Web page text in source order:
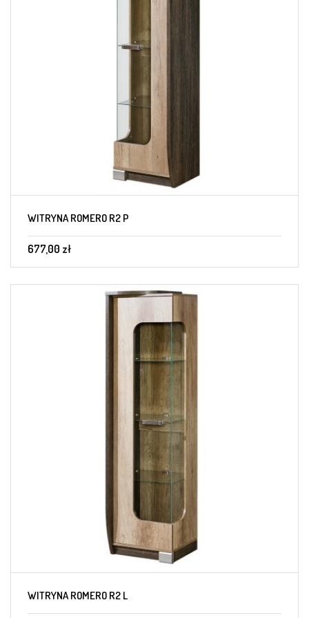
WITRYNA ROMERO R2 P
677,00 zł
WITRYNA ROMERO R2 L